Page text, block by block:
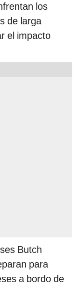
los
de larga
el impacto
Butch
para
a bordo de